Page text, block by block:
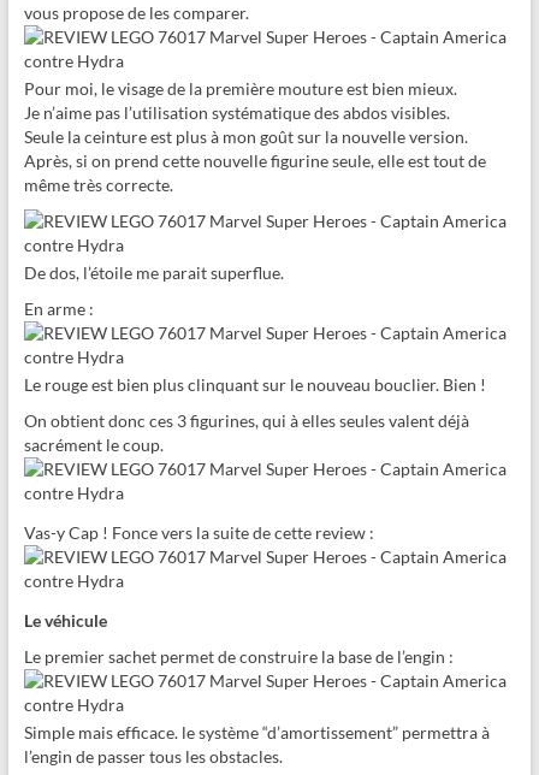
vous propose de les comparer.
Pour moi, le visage de la première mouture est bien mieux.
Je n’aime pas l’utilisation systématique des abdos visibles.
Seule la ceinture est plus à mon goût sur la nouvelle version.
Après, si on prend cette nouvelle figurine seule, elle est tout de
même très correcte.
De dos, l’étoile me parait superflue.
En arme :
Le rouge est bien plus clinquant sur le nouveau bouclier. Bien !
On obtient donc ces 3 figurines, qui à elles seules valent déjà
sacrément le coup.
Vas-y Cap ! Fonce vers la suite de cette review :
Le véhicule
Le premier sachet permet de construire la base de l’engin :
Simple mais efficace. le système “d’amortissement” permettra à
l’engin de passer tous les obstacles.